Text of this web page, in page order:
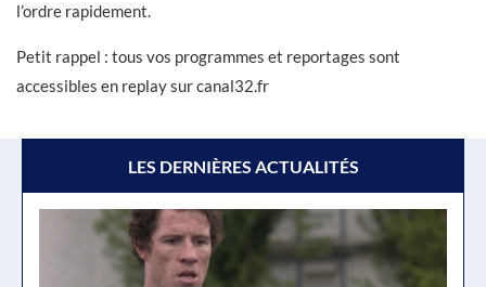
l’ordre rapidement.
Petit rappel : tous vos programmes et reportages sont
accessibles en replay sur canal32.fr
LES DERNIÈRES ACTUALITÉS